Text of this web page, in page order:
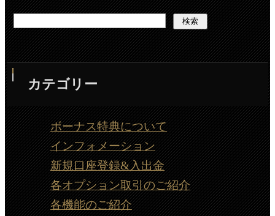
カテゴリー
ボーナス特典について
インフォメーション
新規口座登録&入出金
各オプション取引のご紹介
各機能のご紹介